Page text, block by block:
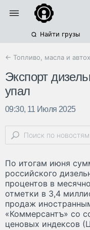
Найти грузы
← Топливо, масла и
Экспорт
упал
09:30, 11 Июля 2025
По итогам июня
российского
процентов в
отметки в 3,4
продаж
«Коммерсантъ» со
ценовых индексов